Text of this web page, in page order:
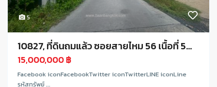
5
10827, ที่ดินถมแล้ว ซอยสายไหม 56 เนื้อที่ 5...
15,000,000 ฿
Facebook iconFacebookTwitter iconTwitterLINE iconLine
รหัสทรัพย์ ...